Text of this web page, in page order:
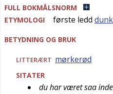
FULL BOKMÅLSNORM
ETYMOLOGI
første ledd
BETYDNING OG BRUK
LITTERÆRT mørkerød
SITATER
du har været saa